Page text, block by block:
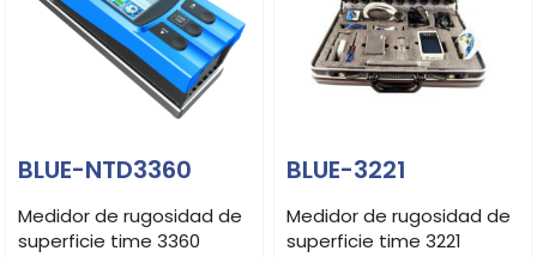
BLUE-NTD3360
Medidor de rugosidad de
superficie time 3360
BLUE-3221
Medidor de rugosidad de
superficie time 3221